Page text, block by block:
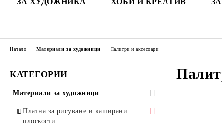
ЗА ХУДОЖНИКА ХОБИ И КРЕАТИВ
КАТЕГОРИИ
Материали за художници
Платна за рисуване и каширани
плоскости
Начало Материали за художници Палитри и аксесоари